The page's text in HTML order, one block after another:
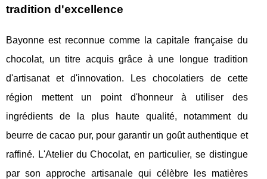
tradition d'excellence
Bayonne est reconnue comme la capitale française du
chocolat, un titre acquis grâce à une longue tradition
d'artisanat et d'innovation. Les chocolatiers de cette
région mettent un point d'honneur à utiliser des
ingrédients de la plus haute qualité, notamment du
beurre de cacao pur, pour garantir un goût authentique et
raffiné. L'Atelier du Chocolat, en particulier, se distingue
par son approche artisanale qui célèbre les matières